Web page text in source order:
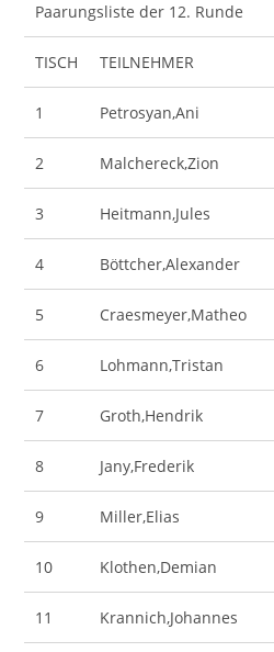
Paarungsliste der 12. Runde
TISCH TEILNEHMER
1 Petrosyan,Ani
2 Malchereck,Zion
3 Heitmann,Jules
4 Böttcher,Alexander
5 Craesmeyer,Matheo
6 Lohmann,Tristan
7 Groth,Hendrik
8 Jany,Frederik
9 Miller,Elias
10 Klothen,Demian
11 Krannich,Johannes